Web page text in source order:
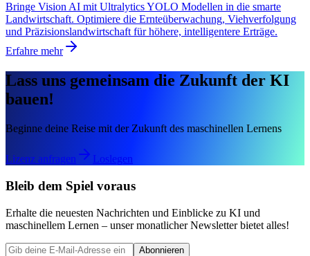
Bringe Vision AI mit Ultralytics YOLO Modellen in die smarte
Landwirtschaft. Optimiere die Ernteüberwachung, Viehverfolgung
und Präzisionslandwirtschaft für höhere, intelligentere Erträge.
Erfahre mehr
Lass uns gemeinsam die Zukunft der KI
bauen!
Beginne deine Reise mit der Zukunft des maschinellen Lernens
Lizenz anfragen Loslegen
Bleib dem Spiel voraus
Erhalte die neuesten Nachrichten und Einblicke zu KI und
maschinellem Lernen – unser monatlicher Newsletter bietet alles!
Abonnieren